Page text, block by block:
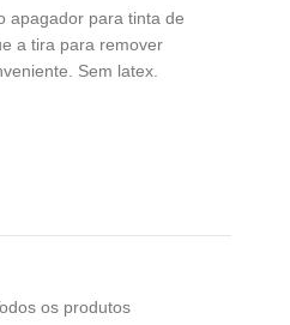
apagador para tinta de
a tira para remover
Sem latex.
os produtos